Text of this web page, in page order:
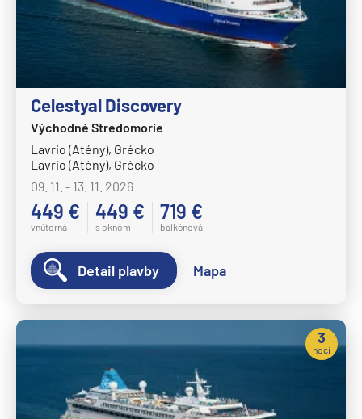
Celestyal Discovery
Východné Stredomorie
Lavrio (Atény), Grécko
Lavrio (Atény), Grécko
09. 11. - 13. 11. 2026
449 €
vnútorná
449 €
s oknom
719 €
balkónová
Detail plavby Mapa
3
noci